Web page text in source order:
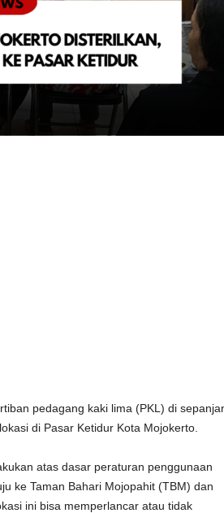
pedagang kaki lima (PKL) di
di Pasar Ketidur Kota Mojokerto.
atas dasar peraturan penggunaan
ke Taman Bahari Mojopahit (TBM) dan
ini bisa memperlancar atau tidak